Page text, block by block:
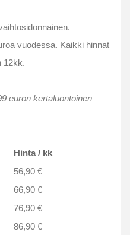
vuodessa. Kaikki hinnat
12kk.
euron kertaluontoinen
Hinta / kk
56,90 €
66,90 €
76,90 €
86,90 €